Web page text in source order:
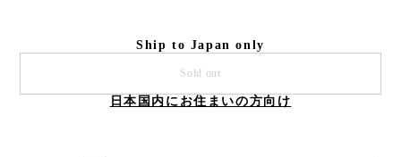
Ship to Japan only
Sold out
日本国内にお住まいの方向け